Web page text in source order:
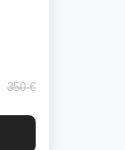
350 €